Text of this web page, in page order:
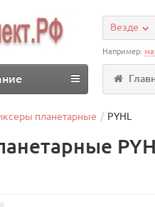
Везде
Например:
планетарные PYHL